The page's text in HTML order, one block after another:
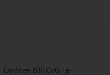
LionSteel B35 CVG - je